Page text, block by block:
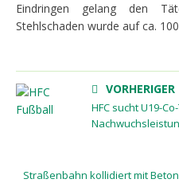
Eindringen gelang den
Stehlschaden wurde auf ca.
VORHERIGER
HFC sucht U19-
Straßenbahn kollidiert mit